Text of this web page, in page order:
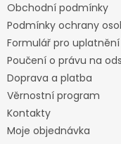
Obchodní podmínky
Podmínky ochrany
Formulář pro
Poučení o právu na
Doprava a platba
Věrnostní program
Kontakty
Moje objednávka